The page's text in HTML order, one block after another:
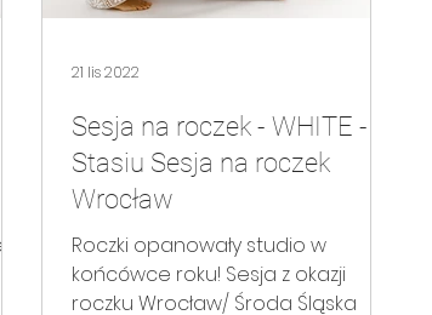
Sesja na roczek - WHITE -
Stasiu Sesja na roczek
Wrocław
Roczki opanowały studio w
końcówce roku! Sesja z okazji
roczku Wrocław/ Środa Śląska
21 lis 2022